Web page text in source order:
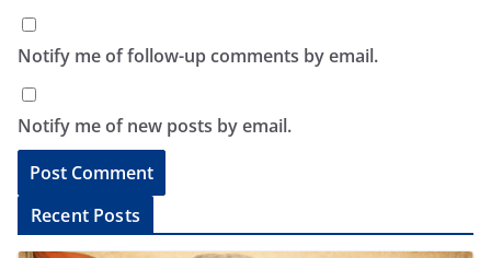
Notify me of follow-up comments by email.
Notify me of new posts by email.
l
Recent Posts